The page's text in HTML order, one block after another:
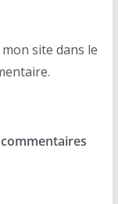
site dans le